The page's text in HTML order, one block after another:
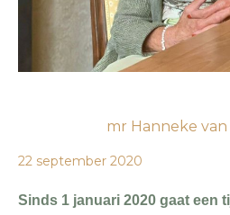
mr Hanneke
22 september 2020
Sinds 1 januari 2020 gaat een